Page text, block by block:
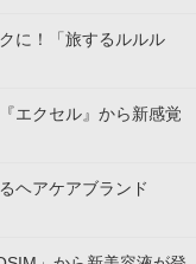
に！「旅するルルル
エクセル』から新感覚
ヘアケアブランド